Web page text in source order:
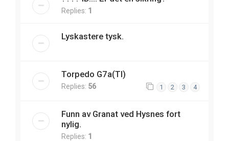
Replies: 1
Lyskastere tysk.
Torpedo G7a(TI)
Replies: 56 1 2 3 4
Funn av Granat ved Hysnes fort
nylig.
Replies: 1